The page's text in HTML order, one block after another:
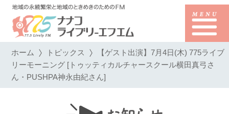
ホーム トピックス 【ゲスト出演】7月4日(木) 775ライブ
リーモーニング [トゥッティカルチャースクール横田真弓さ
ん・PUSHPA神永由紀さん]